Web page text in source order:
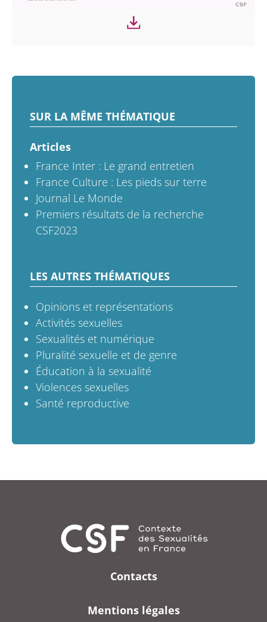
SUR LA MÊME THÉMATIQUE
Articles
France Inter : Le grand entretien
France Culture : Les pieds sur terre
Journal Le Monde
Premiers résultats de la recherche
CSF2023
LES AUTRES THÉMATIQUES
Opinions et représentations
Activités sexuelles
Sexualités et numérique
Pluralité sexuelle et de genre
Éducation à la sexualité
Violences sexuelles
Santé reproductive
Contacts
Mentions légales